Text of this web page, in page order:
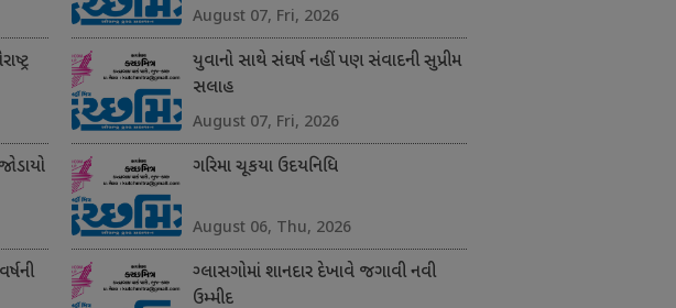
August 07, Fri, 2026
યુવાનો સાથે સંઘર્ષ નહીં પણ સંવાદની સુપ્રીમ
સલાહ
August 07, Fri, 2026
ગરિમા ચૂકયા ઉદયનિધિ
August 06, Thu, 2026
ગ્લાસગોમાં શાનદાર દેખાવે જગાવી નવી
ઉમ્મીદ